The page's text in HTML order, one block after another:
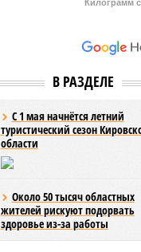
Килограмм
В РАЗДЕЛЕ
С 1 мая начнётся летний
туристический сезон
области
Около 50 тысяч областных
жителей рискуют подорвать
здоровье из-за работы